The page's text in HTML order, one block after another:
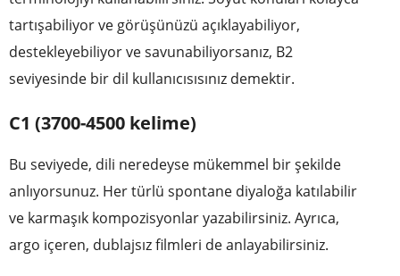
tartışabiliyor ve görüşünüzü açıklayabiliyor,
destekleyebiliyor ve savunabiliyorsanız, B2
seviyesinde bir dil kullanıcısısınız demektir.
C1 (3700-4500 kelime)
Bu seviyede, dili neredeyse mükemmel bir şekilde
anlıyorsunuz. Her türlü spontane diyaloğa katılabilir
ve karmaşık kompozisyonlar yazabilirsiniz. Ayrıca,
argo içeren, dublajsız filmleri de anlayabilirsiniz.